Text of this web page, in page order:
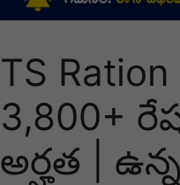
TS
3,800+
అర్హత |